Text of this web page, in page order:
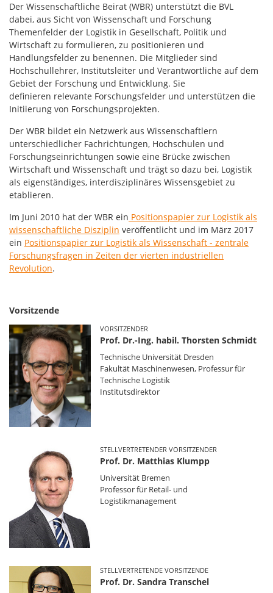
Der Wissenschaftliche Beirat (WBR) unterstützt die BVL
dabei, aus Sicht von Wissenschaft und Forschung
Themenfelder der Logistik in Gesellschaft, Politik und
Wirtschaft zu formulieren, zu positionieren und
Handlungsfelder zu benennen. Die Mitglieder sind
Hochschullehrer, Institutsleiter und Verantwortliche auf dem
Gebiet der Forschung und Entwicklung. Sie
definieren relevante Forschungsfelder und unterstützen die
Initiierung von Forschungsprojekten.
Der WBR bildet ein Netzwerk aus Wissenschaftlern
unterschiedlicher Fachrichtungen, Hochschulen und
Forschungseinrichtungen sowie eine Brücke zwischen
Wirtschaft und Wissenschaft und trägt so dazu bei, Logistik
als eigenständiges, interdisziplinäres Wissensgebiet zu
etablieren.
Im Juni 2010 hat der WBR ein Positionspapier zur Logistik als
wissenschaftliche Disziplin veröffentlicht und im März 2017
ein Positionspapier zur Logistik als Wissenschaft - zentrale
Forschungsfragen in Zeiten der vierten industriellen
Revolution.
Vorsitzende
VORSITZENDER
Prof. Dr.-Ing. habil. Thorsten Schmidt
Technische Universität Dresden
Fakultät Maschinenwesen, Professur für
Technische Logistik
Institutsdirektor
STELLVERTRETENDER VORSITZENDER
Prof. Dr. Matthias Klumpp
Universität Bremen
Professor für Retail- und
Logistikmanagement
STELLVERTRETENDE VORSITZENDE
Prof. Dr. Sandra Transchel